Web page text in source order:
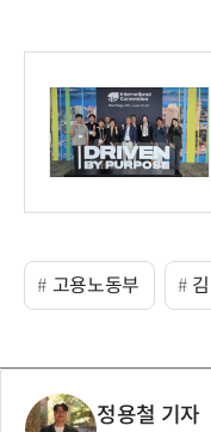
고용노동부
정용철 기자